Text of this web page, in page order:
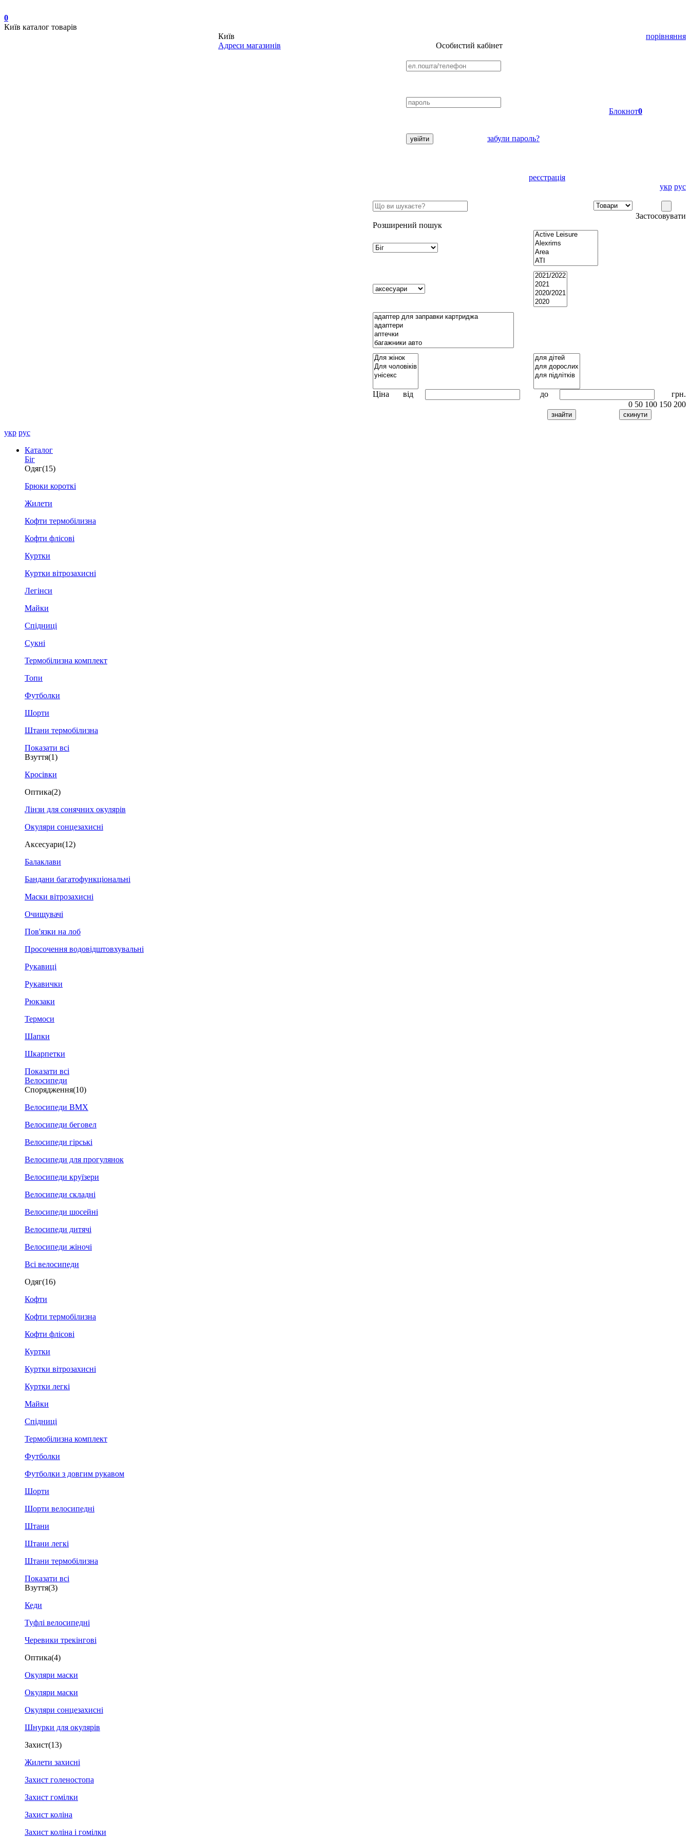
0
Київ каталог товарів
Київ
Адреси магазинів
порівняння
Особистий кабінет
забули пароль?
реєстрація
Блокнот0
укр рус
Застосовувати
Розширений пошук
Ціна від до
грн.
0 50 100 150 200
укр рус
Каталог
Біг
Одяг(15)
Брюки короткі
Жилети
Кофти термобілизна
Кофти флісові
Куртки
Куртки вітрозахисні
Легінси
Майки
Спідниці
Сукні
Термобілизна комплект
Топи
Футболки
Шорти
Штани термобілизна
Показати всі
Взуття(1)
Кросівки
Оптика(2)
Лінзи для сонячних окулярів
Окуляри сонцезахисні
Аксесуари(12)
Балаклави
Бандани багатофункціональні
Маски вітрозахисні
Очищувачі
Пов'язки на лоб
Просочення водовідштовхувальні
Рукавиці
Рукавички
Рюкзаки
Термоси
Шапки
Шкарпетки
Показати всі
Велосипеди
Спорядження(10)
Велосипеди BMX
Велосипеди беговел
Велосипеди гірські
Велосипеди для прогулянок
Велосипеди круїзери
Велосипеди складні
Велосипеди шосейні
Велосипеди дитячі
Велосипеди жіночі
Всі велосипеди
Одяг(16)
Кофти
Кофти термобілизна
Кофти флісові
Куртки
Куртки вітрозахисні
Куртки легкі
Майки
Спідниці
Термобілизна комплект
Футболки
Футболки з довгим рукавом
Шорти
Шорти велосипедні
Штани
Штани легкі
Штани термобілизна
Показати всі
Взуття(3)
Кеди
Туфлі велосипедні
Черевики трекінгові
Оптика(4)
Окуляри маски
Окуляри маски
Окуляри сонцезахисні
Шнурки для окулярів
Захист(13)
Жилети захисні
Захист голеностопа
Захист гомілки
Захист коліна
Захист коліна і гомілки